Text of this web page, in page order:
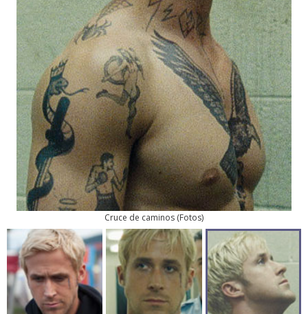
Cruce de caminos (Fotos)